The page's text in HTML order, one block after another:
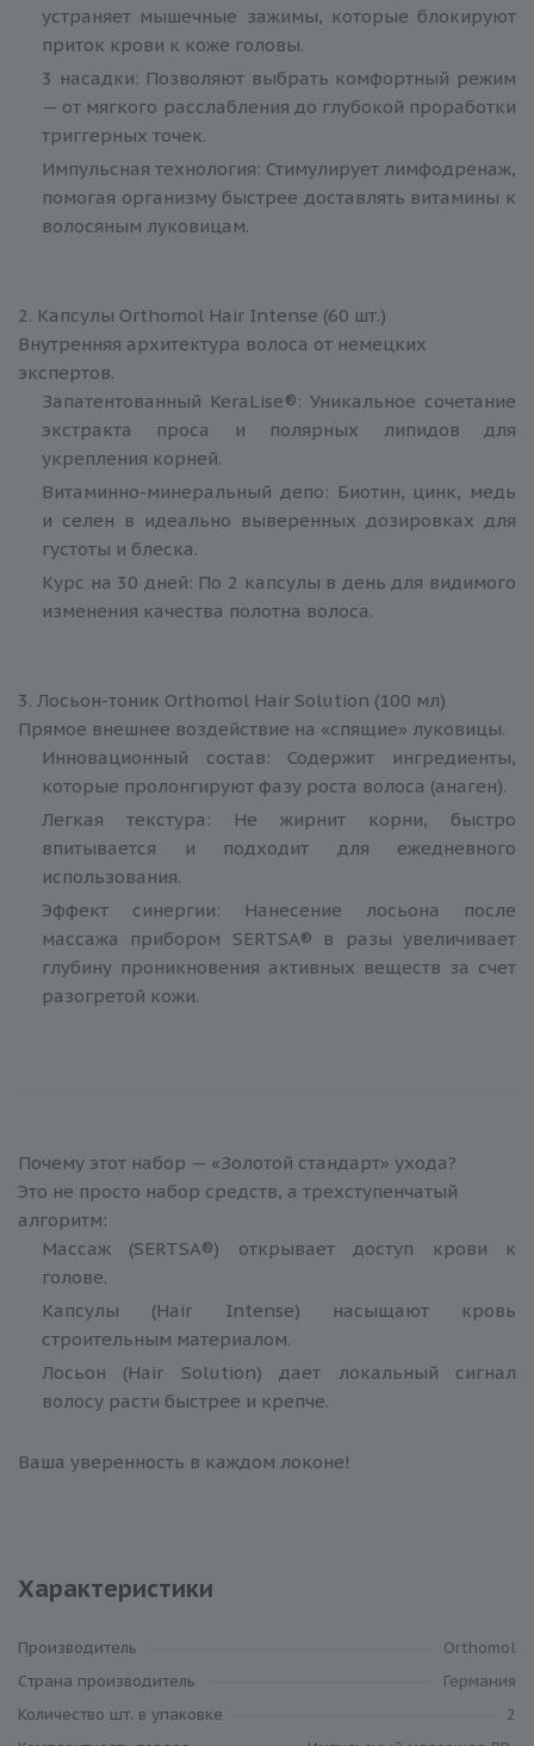
устраняет мышечные зажимы, которые блокируют
приток крови к коже головы.
3 насадки: Позволяют выбрать комфортный режим
— от мягкого расслабления до глубокой проработки
триггерных точек.
Импульсная технология: Стимулирует лимфодренаж,
помогая организму быстрее доставлять витамины к
волосяным луковицам.
2. Капсулы Orthomol Hair Intense (60 шт.)
Внутренняя архитектура волоса от немецких
экспертов.
Запатентованный KeraLise®: Уникальное сочетание
экстракта проса и полярных липидов для
укрепления корней.
Витаминно-минеральный депо: Биотин, цинк, медь
и селен в идеально выверенных дозировках для
густоты и блеска.
Курс на 30 дней: По 2 капсулы в день для видимого
изменения качества полотна волоса.
3. Лосьон-тоник Orthomol Hair Solution (100 мл)
Прямое внешнее воздействие на «спящие» луковицы.
Инновационный состав: Содержит ингредиенты,
которые пролонгируют фазу роста волоса (анаген).
Легкая текстура: Не жирнит корни, быстро
впитывается и подходит для ежедневного
использования.
Эффект синергии: Нанесение лосьона после
массажа прибором SERTSA® в разы увеличивает
глубину проникновения активных веществ за счет
разогретой кожи.
Почему этот набор — «Золотой стандарт» ухода?
Это не просто набор средств, а трехступенчатый
алгоритм:
Массаж (SERTSA®) открывает доступ крови к
голове.
Капсулы (Hair Intense) насыщают кровь
строительным материалом.
Лосьон (Hair Solution) дает локальный сигнал
волосу расти быстрее и крепче.
Ваша уверенность в каждом локоне!
Характеристики
Производитель
Orthomol
Cтрана производитель
Германия
Количество шт. в упаковке
2